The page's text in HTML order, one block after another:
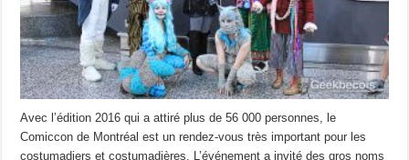
Avec l’édition 2016 qui a attiré plus de 56 000 personnes, le
Comiccon de Montréal est un rendez-vous très important pour les
costumadiers et costumadières. L’événement a invité des gros noms